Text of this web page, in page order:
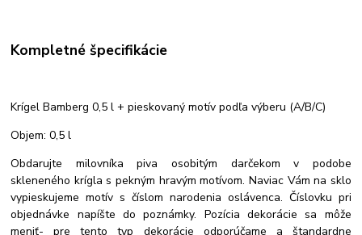
Kompletné špecifikácie
Krígel Bamberg 0,5 l + pieskovaný motív podľa výberu (A/B/C)
Objem: 0,5 l
Obdarujte milovníka piva osobitým darčekom v podobe
skleneného krígla s pekným hravým motívom. Naviac Vám na sklo
vypieskujeme motív s číslom narodenia oslávenca. Číslovku pri
objednávke napíšte do poznámky. Pozícia dekorácie sa môže
meniť- pre tento typ dekorácie odporúčame a štandardne